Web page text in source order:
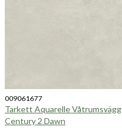
009061677
Tarkett Aquarelle Våtrumsvägg
Century 2 Dawn